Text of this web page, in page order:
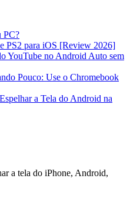
PC?
PS2 para iOS [Review 2026]
YouTube no Android Auto sem
Pouco: Use o Chromebook
a Tela do Android na
a tela do iPhone, Android,